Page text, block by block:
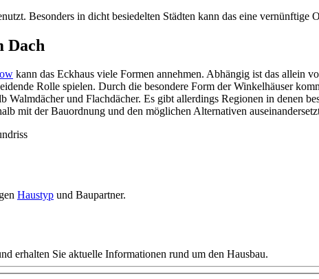
Besonders in dicht besiedelten Städten kann das eine
Dach
kann das Eckhaus viele Formen annehmen. Abhängig ist das allein
Rolle spielen. Durch die besondere Form der Winkelhäuser
Walmdächer und Flachdächer. Es gibt allerdings Regionen in denen
mit der Bauordnung und den möglichen Alternativen
Haustyp und Baupartner.
erhalten Sie aktuelle Informationen rund um den Hausbau.